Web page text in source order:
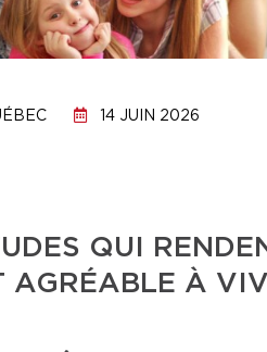
14 JUIN 2026
QUI
AGRÉABLE À